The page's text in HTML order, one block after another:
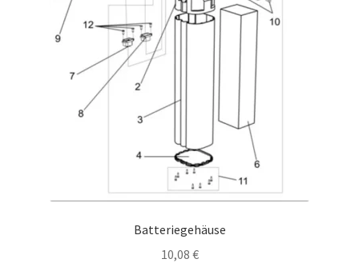
Batteriegehäuse
10,08 €